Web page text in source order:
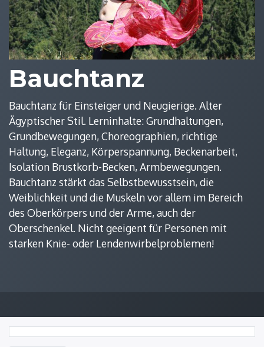
Bauchtanz
Bauchtanz für Einsteiger und Neugierige. Alter
Ägyptischer Stil. Lerninhalte: Grundhaltungen,
Grundbewegungen, Choreographien, richtige
Haltung, Eleganz, Körperspannung, Beckenarbeit,
Isolation Brustkorb-Becken, Armbewegungen.
Bauchtanz stärkt das Selbstbewusstsein, die
Weiblichkeit und die Muskeln vor allem im Bereich
des Oberkörpers und der Arme, auch der
Oberschenkel. Nicht geeigent für Personen mit
starken Knie- oder Lendenwirbelproblemen!